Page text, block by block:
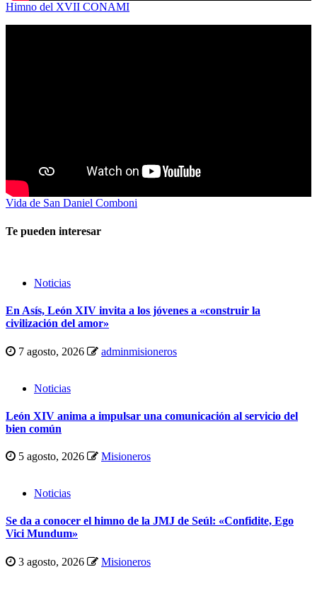
Himno del XVII CONAMI
Vida de San Daniel Comboni
Te pueden interesar
Noticias
En Asís, León XIV invita a los jóvenes a «construir la
civilización del amor»
7 agosto, 2026 adminmisioneros
Noticias
León XIV anima a impulsar una comunicación al servicio del
bien común
5 agosto, 2026 Misioneros
Noticias
Se da a conocer el himno de la JMJ de Seúl: «Confidite, Ego
Vici Mundum»
3 agosto, 2026 Misioneros